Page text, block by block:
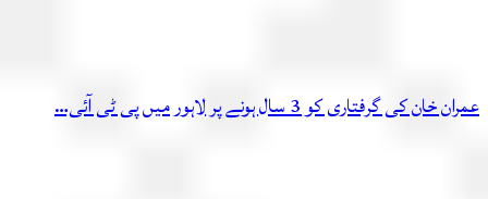
کی گرفتاری کو 3 سال ہونے پر لاہور میں پی ٹی آئی…